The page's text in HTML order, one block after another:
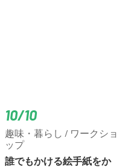
10/10
趣味・暮らし / ワークショ
ップ
誰でもかける絵手紙をか